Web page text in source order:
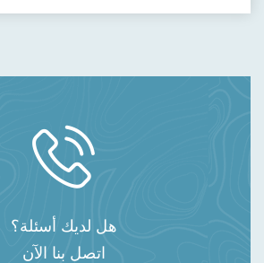
هل لديك أسئلة؟
اتصل بنا الآن